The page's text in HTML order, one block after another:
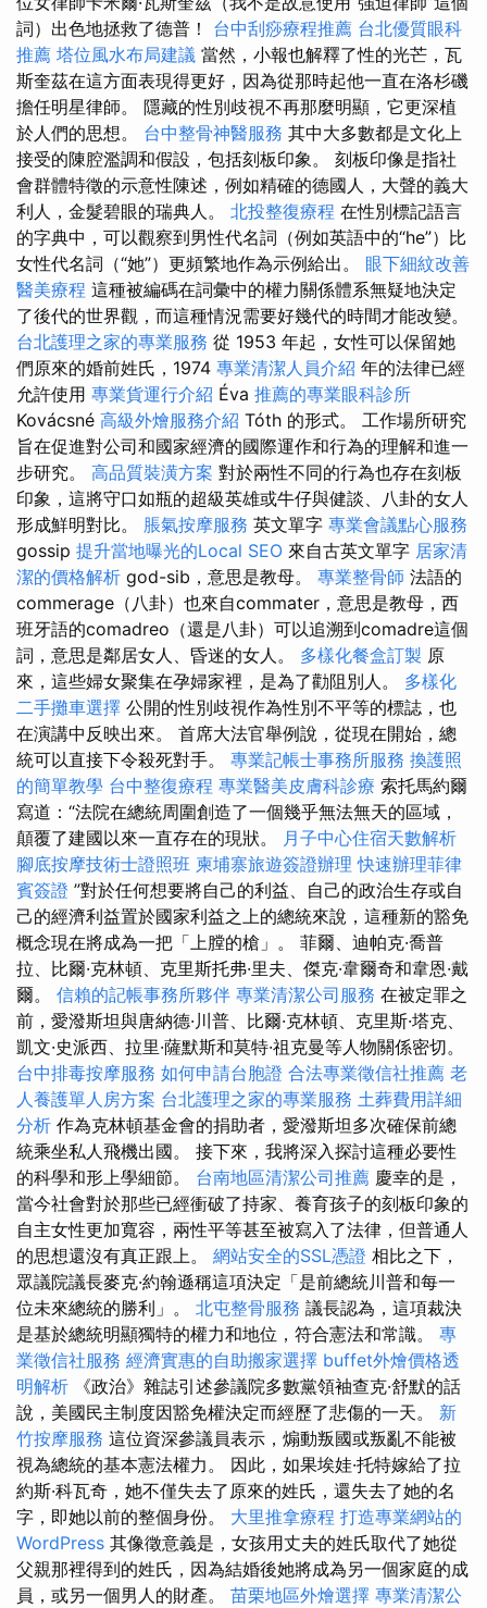
詞）出色地拯救了德普！ 台中刮痧療程推薦 台北優質眼科
推薦 塔位風水布局建議 當然，小報也解釋了性的光芒，瓦
斯奎茲在這方面表現得更好，因為從那時起他一直在洛杉磯
擔任明星律師。 隱藏的性別歧視不再那麼明顯，它更深植
於人們的思想。 台中整骨神醫服務 其中大多數都是文化上
接受的陳腔濫調和假設，包括刻板印象。 刻板印像是指社
會群體特徵的示意性陳述，例如精確的德國人，大聲的義大
利人，金髮碧眼的瑞典人。 北投整復療程 在性別標記語言
的字典中，可以觀察到男性代名詞（例如英語中的“he”）比
女性代名詞（“她”）更頻繁地作為示例給出。 眼下細紋改善
醫美療程 這種被編碼在詞彙中的權力關係體系無疑地決定
了後代的世界觀，而這種情況需要好幾代的時間才能改變。
台北護理之家的專業服務 從 1953 年起，女性可以保留她
們原來的婚前姓氏，1974 專業清潔人員介紹 年的法律已經
允許使用 專業貨運行介紹 Éva 推薦的專業眼科診所
Kovácsné 高級外燴服務介紹 Tóth 的形式。 工作場所研究
旨在促進對公司和國家經濟的國際運作和行為的理解和進一
步研究。 高品質裝潢方案 對於兩性不同的行為也存在刻板
印象，這將守口如瓶的超級英雄或牛仔與健談、八卦的女人
形成鮮明對比。 脹氣按摩服務 英文單字 專業會議點心服務
gossip 提升當地曝光的Local SEO 來自古英文單字 居家清
潔的價格解析 god-sib，意思是教母。 專業整骨師 法語的
commerage（八卦）也來自commater，意思是教母，西
班牙語的comadreo（還是八卦）可以追溯到comadre這個
詞，意思是鄰居女人、昏迷的女人。 多樣化餐盒訂製 原
來，這些婦女聚集在孕婦家裡，是為了勸阻別人。 多樣化
二手攤車選擇 公開的性別歧視作為性別不平等的標誌，也
在演講中反映出來。 首席大法官舉例說，從現在開始，總
統可以直接下令殺死對手。 專業記帳士事務所服務 換護照
的簡單教學 台中整復療程 專業醫美皮膚科診療 索托馬約爾
寫道：“法院在總統周圍創造了一個幾乎無法無天的區域，
顛覆了建國以來一直存在的現狀。 月子中心住宿天數解析
腳底按摩技術士證照班 柬埔寨旅遊簽證辦理 快速辦理菲律
賓簽證 ”對於任何想要將自己的利益、自己的政治生存或自
己的經濟利益置於國家利益之上的總統來說，這種新的豁免
概念現在將成為一把「上膛的槍」。 菲爾、迪帕克·喬普
拉、比爾·克林頓、克里斯托弗·里夫、傑克·韋爾奇和韋恩·戴
爾。 信賴的記帳事務所夥伴 專業清潔公司服務 在被定罪之
前，愛潑斯坦與唐納德·川普、比爾·克林頓、克里斯·塔克、
凱文·史派西、拉里·薩默斯和莫特·祖克曼等人物關係密切。
台中排毒按摩服務 如何申請台胞證 合法專業徵信社推薦 老
人養護單人房方案 台北護理之家的專業服務 土葬費用詳細
分析 作為克林頓基金會的捐助者，愛潑斯坦多次確保前總
統乘坐私人飛機出國。 接下來，我將深入探討這種必要性
的科學和形上學細節。 台南地區清潔公司推薦 慶幸的是，
當今社會對於那些已經衝破了持家、養育孩子的刻板印象的
自主女性更加寬容，兩性平等甚至被寫入了法律，但普通人
的思想還沒有真正跟上。 網站安全的SSL憑證 相比之下，
眾議院議長麥克·約翰遜稱這項決定「是前總統川普和每一
位未來總統的勝利」。 北屯整骨服務 議長認為，這項裁決
是基於總統明顯獨特的權力和地位，符合憲法和常識。 專
業徵信社服務 經濟實惠的自助搬家選擇 buffet外燴價格透
明解析 《政治》雜誌引述參議院多數黨領袖查克·舒默的話
說，美國民主制度因豁免權決定而經歷了悲傷的一天。 新
竹按摩服務 這位資深參議員表示，煽動叛國或叛亂不能被
視為總統的基本憲法權力。 因此，如果埃娃·托特嫁給了拉
約斯·科瓦奇，她不僅失去了原來的姓氏，還失去了她的名
字，即她以前的整個身份。 大里推拿療程 打造專業網站的
WordPress 其像徵意義是，女孩用丈夫的姓氏取代了她從
父親那裡得到的姓氏，因為結婚後她將成為另一個家庭的成
員，或另一個男人的財產。 苗栗地區外燴選擇 專業清潔公